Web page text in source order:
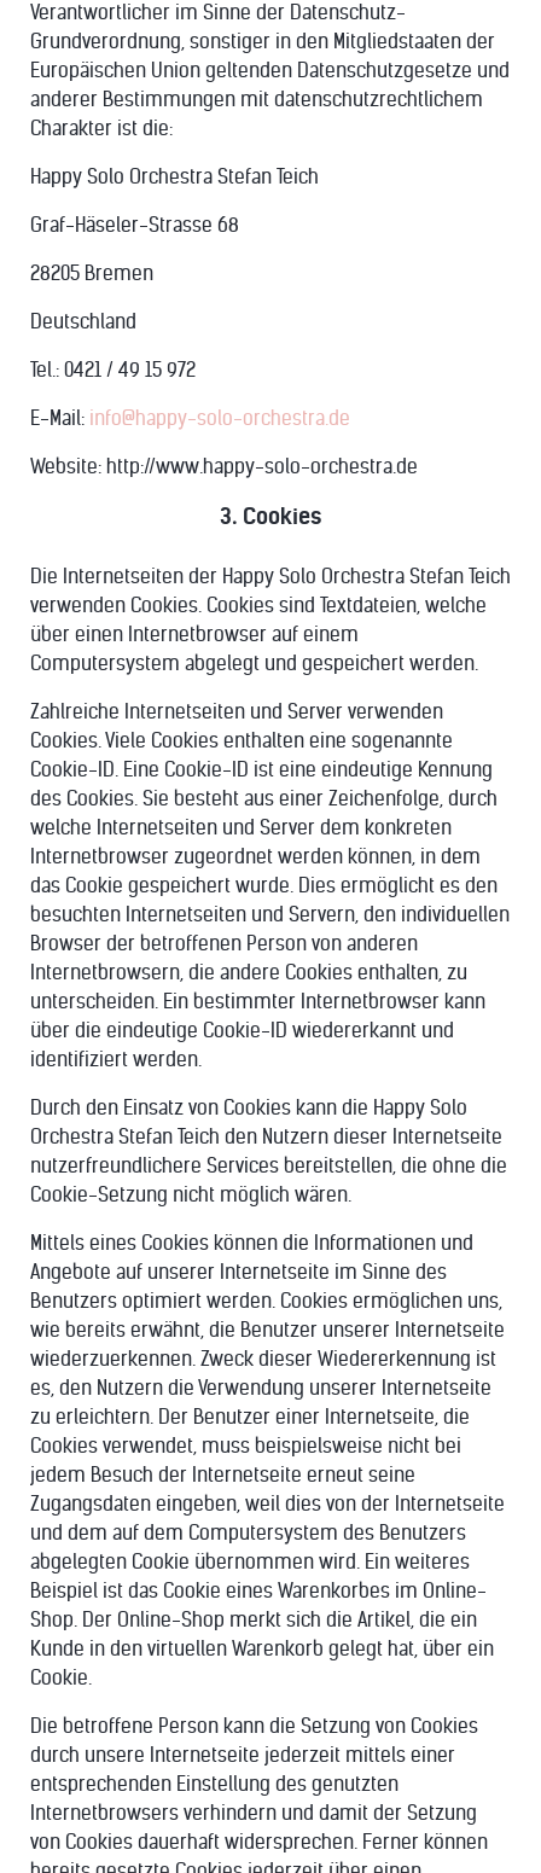
Verantwortlicher im Sinne der Datenschutz-
Grundverordnung, sonstiger in den Mitgliedstaaten der
Europäischen Union geltenden Datenschutzgesetze und
anderer Bestimmungen mit datenschutzrechtlichem
Charakter ist die:
Happy Solo Orchestra Stefan Teich
Graf-Häseler-Strasse 68
28205 Bremen
Deutschland
Tel.: 0421 / 49 15 972
E-Mail: info@happy-solo-orchestra.de
Website: http://www.happy-solo-orchestra.de
3. Cookies
Die Internetseiten der Happy Solo Orchestra Stefan Teich
verwenden Cookies. Cookies sind Textdateien, welche
über einen Internetbrowser auf einem
Computersystem abgelegt und gespeichert werden.
Zahlreiche Internetseiten und Server verwenden
Cookies. Viele Cookies enthalten eine sogenannte
Cookie-ID. Eine Cookie-ID ist eine eindeutige Kennung
des Cookies. Sie besteht aus einer Zeichenfolge, durch
welche Internetseiten und Server dem konkreten
Internetbrowser zugeordnet werden können, in dem
das Cookie gespeichert wurde. Dies ermöglicht es den
besuchten Internetseiten und Servern, den individuellen
Browser der betroffenen Person von anderen
Internetbrowsern, die andere Cookies enthalten, zu
unterscheiden. Ein bestimmter Internetbrowser kann
über die eindeutige Cookie-ID wiedererkannt und
identifiziert werden.
Durch den Einsatz von Cookies kann die Happy Solo
Orchestra Stefan Teich den Nutzern dieser Internetseite
nutzerfreundlichere Services bereitstellen, die ohne die
Cookie-Setzung nicht möglich wären.
Mittels eines Cookies können die Informationen und
Angebote auf unserer Internetseite im Sinne des
Benutzers optimiert werden. Cookies ermöglichen uns,
wie bereits erwähnt, die Benutzer unserer Internetseite
wiederzuerkennen. Zweck dieser Wiedererkennung ist
es, den Nutzern die Verwendung unserer Internetseite
zu erleichtern. Der Benutzer einer Internetseite, die
Cookies verwendet, muss beispielsweise nicht bei
jedem Besuch der Internetseite erneut seine
Zugangsdaten eingeben, weil dies von der Internetseite
und dem auf dem Computersystem des Benutzers
abgelegten Cookie übernommen wird. Ein weiteres
Beispiel ist das Cookie eines Warenkorbes im Online-
Shop. Der Online-Shop merkt sich die Artikel, die ein
Kunde in den virtuellen Warenkorb gelegt hat, über ein
Cookie.
Die betroffene Person kann die Setzung von Cookies
durch unsere Internetseite jederzeit mittels einer
entsprechenden Einstellung des genutzten
Internetbrowsers verhindern und damit der Setzung
von Cookies dauerhaft widersprechen. Ferner können